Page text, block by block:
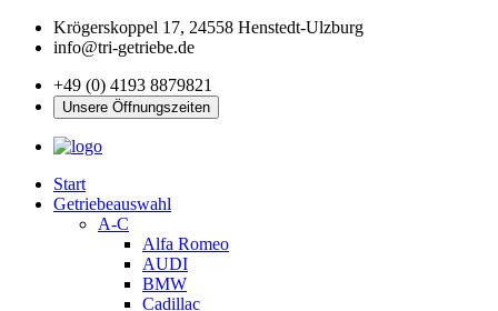
Krögerskoppel 17, 24558 Henstedt-Ulzburg
info@tri-getriebe.de
+49 (0) 4193 8879821
Unsere Öffnungszeiten
Start
Getriebeauswahl
A-C
Alfa Romeo
AUDI
BMW
Cadillac